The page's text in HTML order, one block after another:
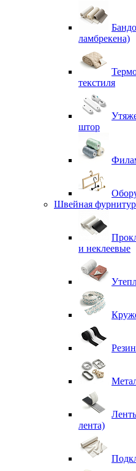
ламбрекена)
текстиля
штор
Швейная
и неклеевые
лента)